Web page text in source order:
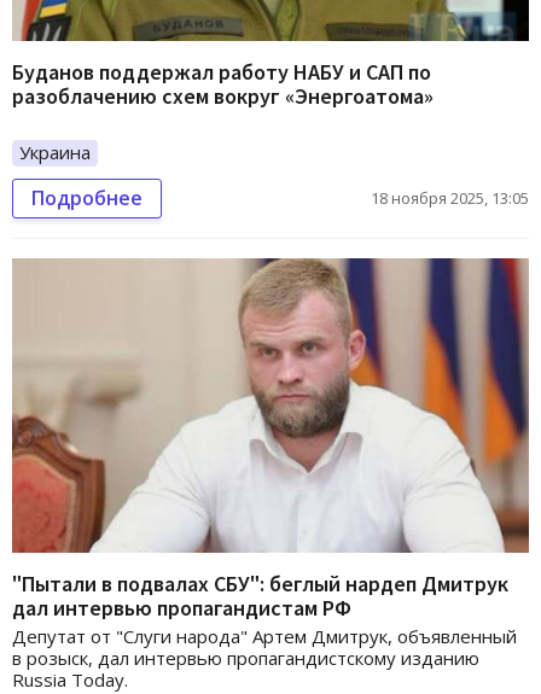
Буданов поддержал работу НАБУ и САП по
разоблачению схем вокруг «Энергоатома»
Украина
Подробнее 18 ноября 2025, 13:05
"Пытали в подвалах СБУ": беглый нардеп Дмитрук
дал интервью пропагандистам РФ
Депутат от "Слуги народа" Артем Дмитрук, объявленный
в розыск, дал интервью пропагандистскому изданию
Russia Today.